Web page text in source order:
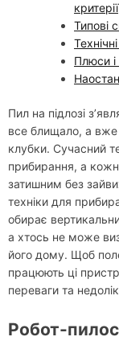
критерії
Типові
Плюси і
Пил на підлозі
все блищало, а вже
клубки. Сучасний
прибирання, а
затишним без
техніки для
обирає
а хтось не може
його дому. Щоб
працюють ці
переваги та
Робот-